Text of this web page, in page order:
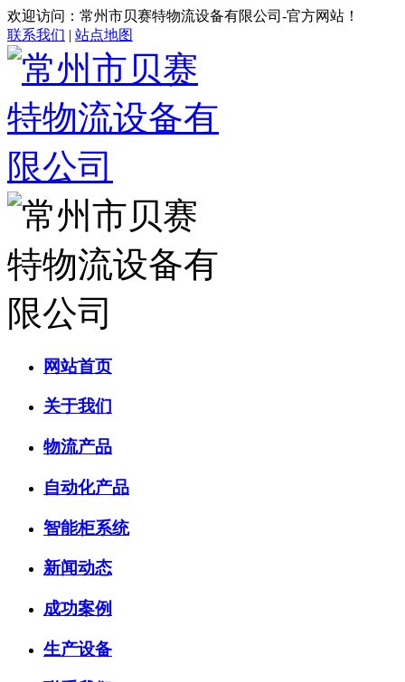
欢迎访问：常州市贝赛特物流设备有限公司-官方网站！
联系我们 | 站点地图
网站首页
关于我们
物流产品
自动化产品
智能柜系统
新闻动态
成功案例
生产设备